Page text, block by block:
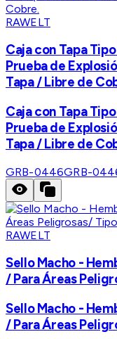
RAWELT
Caja con Tapa
Prueba de
Tapa / Libre de
Caja con Tapa
Prueba de
Tapa / Libre de
GRB-0446GRB-
RAWELT
Sello Macho -
/ Para Áreas
Sello Macho -
/ Para Áreas